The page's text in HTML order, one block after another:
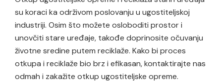
su koraci ka održivom poslovanju u ugostiteljskoj
industriji. Osim što možete osloboditi prostor i
unovčiti stare uređaje, takođe doprinosite očuvanju
životne sredine putem reciklaže. Kako bi proces
otkupa i reciklaže bio brz i efikasan, kontaktirajte nas
odmah i zakažite otkup ugostiteljske opreme.